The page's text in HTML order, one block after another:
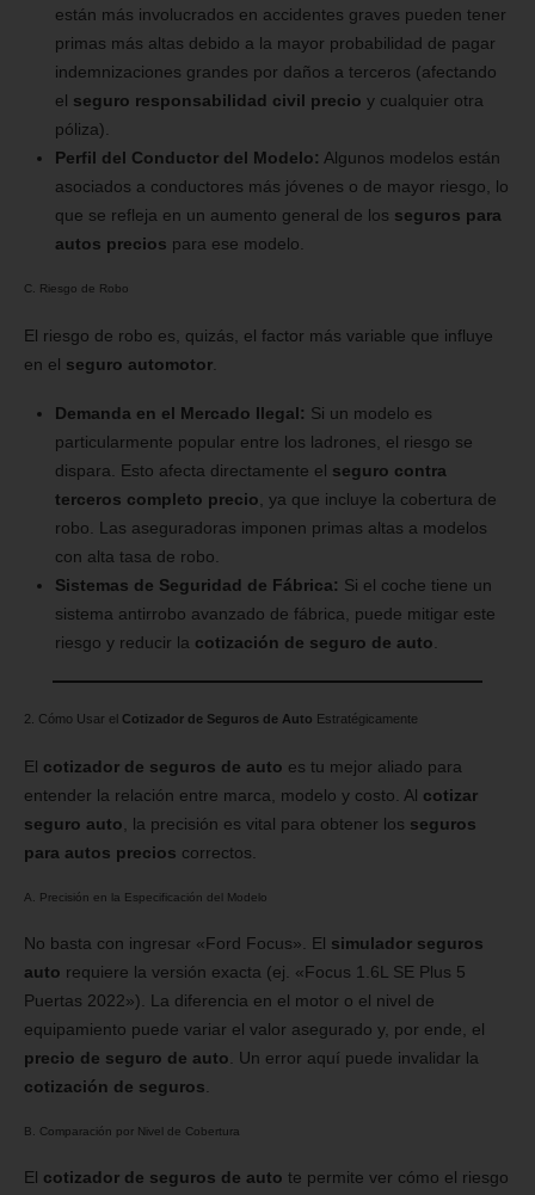
están más involucrados en accidentes graves pueden tener
primas más altas debido a la mayor probabilidad de pagar
indemnizaciones grandes por daños a terceros (afectando
el seguro responsabilidad civil precio y cualquier otra
póliza).
Perfil del Conductor del Modelo: Algunos modelos están
asociados a conductores más jóvenes o de mayor riesgo, lo
que se refleja en un aumento general de los seguros para
autos precios para ese modelo.
C. Riesgo de Robo
El riesgo de robo es, quizás, el factor más variable que influye
en el seguro automotor
Demanda en el Mercado Ilegal: Si un modelo es
particularmente popular entre los ladrones, el riesgo se
dispara. Esto afecta directamente el seguro contra
terceros completo precio , ya que incluye la cobertura de
robo. Las aseguradoras imponen primas altas a modelos
con alta tasa de robo.
Sistemas de Seguridad de Fábrica: Si el coche tiene un
sistema antirrobo avanzado de fábrica, puede mitigar este
riesgo y reducir la cotización de seguro de auto
2. Cómo Usar el Cotizador de Seguros de Auto Estratégicamente
El cotizador de seguros de auto es tu mejor aliado para
entender la relación entre marca, modelo y costo. Al cotizar
seguro auto , la precisión es vital para obtener los seguros
para autos precios correctos.
A. Precisión en la Especificación del Modelo
No basta con ingresar «Ford Focus». El simulador seguros
auto requiere la versión exacta (ej. «Focus 1.6L SE Plus 5
Puertas 2022»). La diferencia en el motor o el nivel de
equipamiento puede variar el valor asegurado y, por ende, el
precio de seguro de auto . Un error aquí puede invalidar la
cotización de seguros
B. Comparación por Nivel de Cobertura
El cotizador de seguros de auto te permite ver cómo el riesgo